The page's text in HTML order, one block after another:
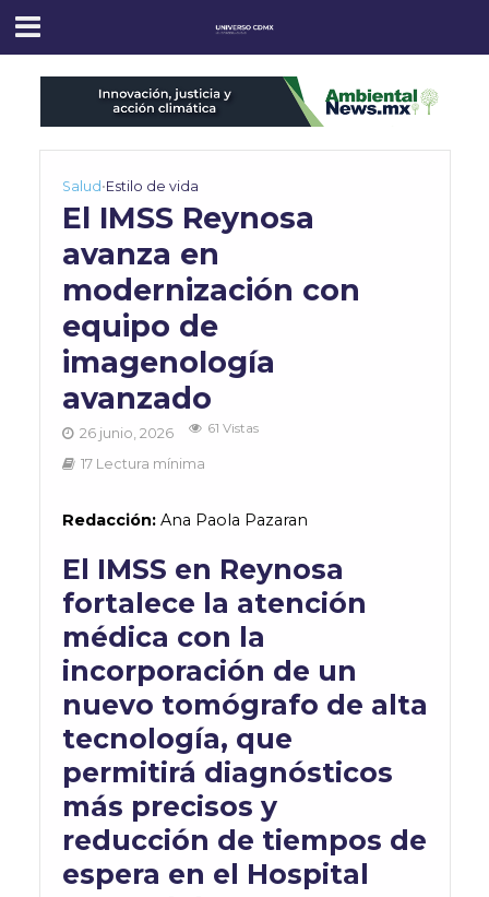
Salud •Estilo de vida
El IMSS Reynosa
avanza en
modernización con
equipo de
imagenología
avanzado
26 junio, 2026 61 Vistas
17 Lectura mínima
Redacción: Ana Paola Pazaran
El IMSS en Reynosa
fortalece la atención
médica con la
incorporación de un
nuevo tomógrafo de alta
tecnología, que
permitirá diagnósticos
más precisos y
reducción de tiempos de
espera en el Hospital